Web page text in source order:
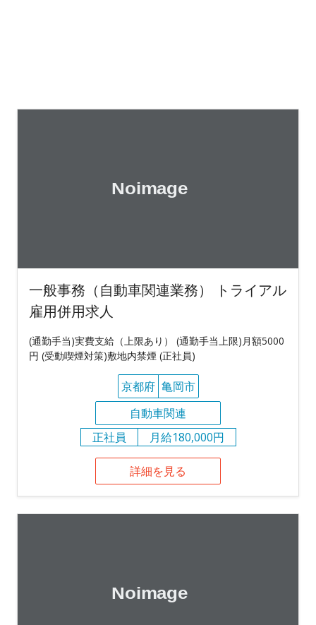
一般事務（自動車関連業務） トライアル
雇用併用求人
(通勤手当)実費支給（上限あり） (通勤手当上限)月額5000
円 (受動喫煙対策)敷地内禁煙 (正社員)
京都府 亀岡市
自動車関連
正社員
月給180,000円
詳細を見る